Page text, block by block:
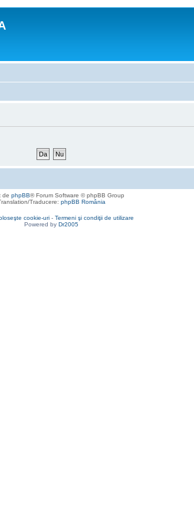
de phpBB® Forum Software © phpBB Group
Traducere: phpBB România
cookie-uri - Termeni şi condiţii de utilizare
Powered by Dr2005